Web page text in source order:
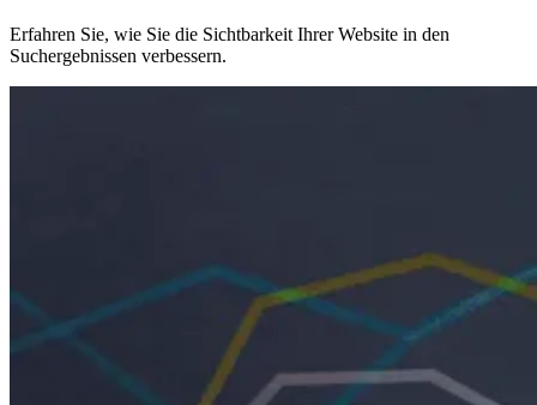
Erfahren Sie, wie Sie die Sichtbarkeit Ihrer Website in den
Suchergebnissen verbessern.